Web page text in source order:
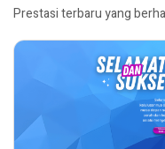
Prestasi terbaru yang